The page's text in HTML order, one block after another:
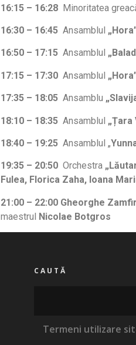
16:15 – 16:28 Minoritatea
16:30 – 16:45 Ansamblul
16:50 – 17:15 Ansamblul
17:15 – 17:30 Ansamblul
17:35 – 18:05 Ansamblu
18:10 – 18:35 Ansamblul „Țara
18:40 – 19:25 Ansamblul „
19:35 – 20:50 Orchestra
Fulea, Florica Zaha, Ioana
21:00 – 22:00 Gheorghe Zamfir
maestrul Nicolae Botgros
CAUTĂ
Termeni utilizare